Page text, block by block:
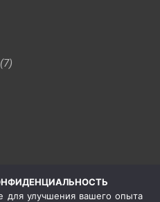
(7)
улучшения вашего опыта